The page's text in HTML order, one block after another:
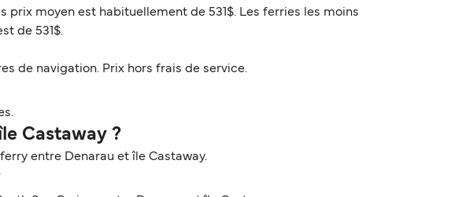
prix moyen est habituellement de 531$. Les ferries les moins
de 531$.
de navigation. Prix hors frais de service.
Castaway ?
entre Denarau et île Castaway.